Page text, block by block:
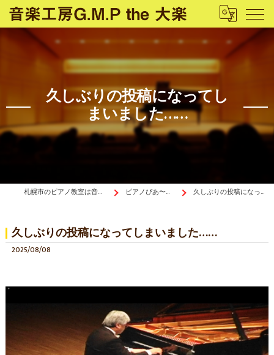
久しぶりの投稿になってし
まいました……
札幌市のピアノ教室は音楽工房G.M.P the 大楽 ピアノぴあ〜の《ブログ》 久しぶりの投稿になってしまいました……
久しぶりの投稿になってしまいました……
2025/08/08